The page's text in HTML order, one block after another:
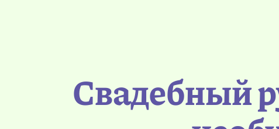
Свадебный